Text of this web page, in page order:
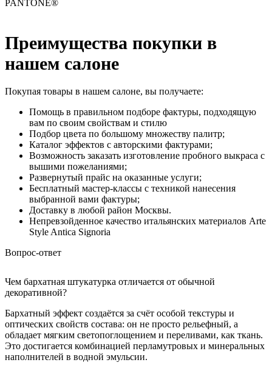
PANTONE®
Преимущества покупки в
нашем салоне
Покупая товары в нашем салоне, вы получаете:
Помощь в правильном подборе фактуры, подходящую
вам по своим свойствам и стилю
Подбор цвета по большому множеству палитр;
Каталог эффектов с авторскими фактурами;
Возможность заказать изготовление пробного выкраса с
вышими пожеланиями;
Развернутый прайс на оказанные услуги;
Бесплатный мастер-классы с техникой нанесения
выбранной вами фактуры;
Доставку в любой район Москвы.
Непревзойденное качество итальянских материалов Arte
Style Antica Signoria
Вопрос-ответ
Чем бархатная штукатурка отличается от обычной
декоративной?
Бархатный эффект создаётся за счёт особой текстуры и
оптических свойств состава: он не просто рельефный, а
обладает мягким светопоглощением и переливами, как ткань.
Это достигается комбинацией перламутровых и минеральных
наполнителей в водной эмульсии.